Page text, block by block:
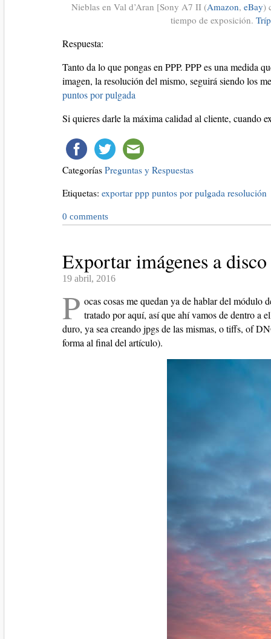
Nieblas en Val d’Aran [Sony A7 II (Amazon, eBay)
tiempo de exposición.
Respuesta:
Tanto da lo que pongas en PPP. PPP es una medida
imagen, la resolución del mismo, seguirá siendo los
puntos por pulgada
Si quieres darle la máxima calidad al cliente, cuando
Categorías Preguntas y Respuestas
Etiquetas: exportar ppp puntos por pulgada resolución
0 comments
Exportar imágenes a
19 abril, 2016
P ocas cosas me quedan ya de hablar del módulo
tratado por aquí, así que ahí vamos de dentro a
duro, ya sea creando jpgs de las mismas, o tiffs, of
forma al final del artículo).